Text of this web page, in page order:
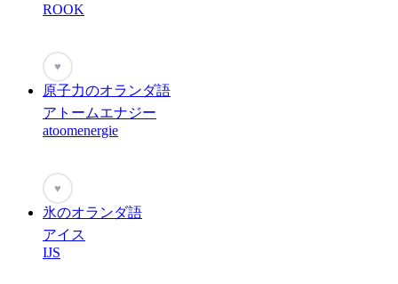
ROOK
♥
原子力のオランダ語
アトームエナジー
atoomenergie
♥
氷のオランダ語
アイス
IJS